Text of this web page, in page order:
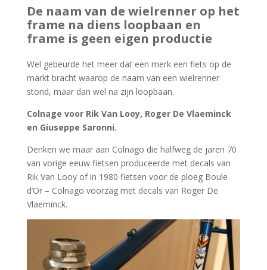
De naam van de wielrenner op het
frame na diens loopbaan en
frame is geen eigen productie
Wel gebeurde het meer dat een merk een fiets op de
markt bracht waarop de naam van een wielrenner
stond, maar dan wel na zijn loopbaan.
Colnage voor Rik Van Looy, Roger De Vlaeminck
en Giuseppe Saronni.
Denken we maar aan Colnago die halfweg de jaren 70
van vorige eeuw fietsen produceerde met decals van
Rik Van Looy of in 1980 fietsen voor de ploeg Boule
d’Or – Colnago voorzag met decals van Roger De
Vlaeminck.